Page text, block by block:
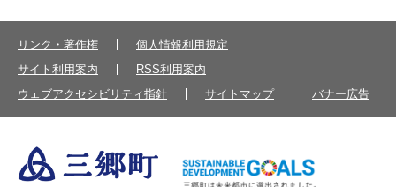
リンク・著作権
個人情報利用規定
サイト利用案内
RSS利用案内
ウェブアクセシビリティ指針
サイトマップ バナー広告